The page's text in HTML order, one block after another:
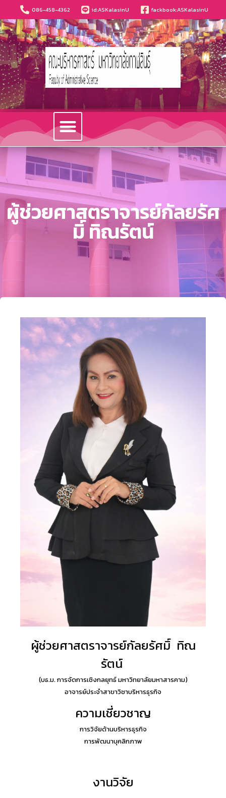
086-458-4362 id:ASKalasinU fackbook:ASKalasinU
ผู้ช่วยศาสตราจารย์กัลยรัศ
มิ์ ทิณรัตน์
ผู้ช่วยศาสตราจารย์กัลยรัศมิ์ ทิณ
รัตน์
(บธ.ม. การจัดการเชิงกลยุทธ์ มหาวิทยาลัยมหาสารคาม)
อาจารย์ประจำสาขาวิชาบริหารธุรกิจ
ความเชี่ยวชาญ
การวิจัยด้านบริหารธุรกิจ
การพัฒนาบุคลิกภาพ
งานวิจัย